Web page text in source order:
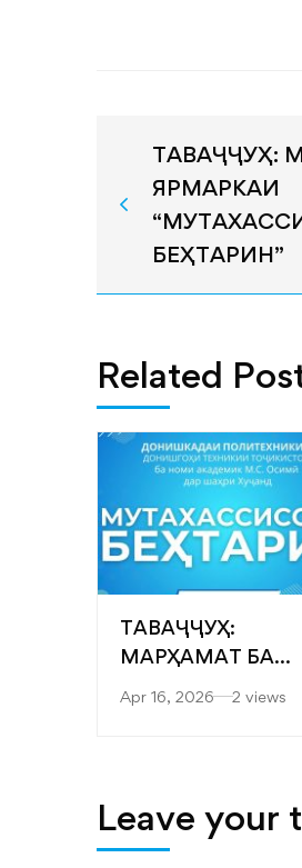
ТАВАҶҶУҲ:
ЯРМАРКАИ
БЕҲТАРИН”
Related
ТАВАҶҶУҲ:
МАРҲАМАТ БА
ЯРМАРКАИ
Apr 16, 2026 2 views
Leave your